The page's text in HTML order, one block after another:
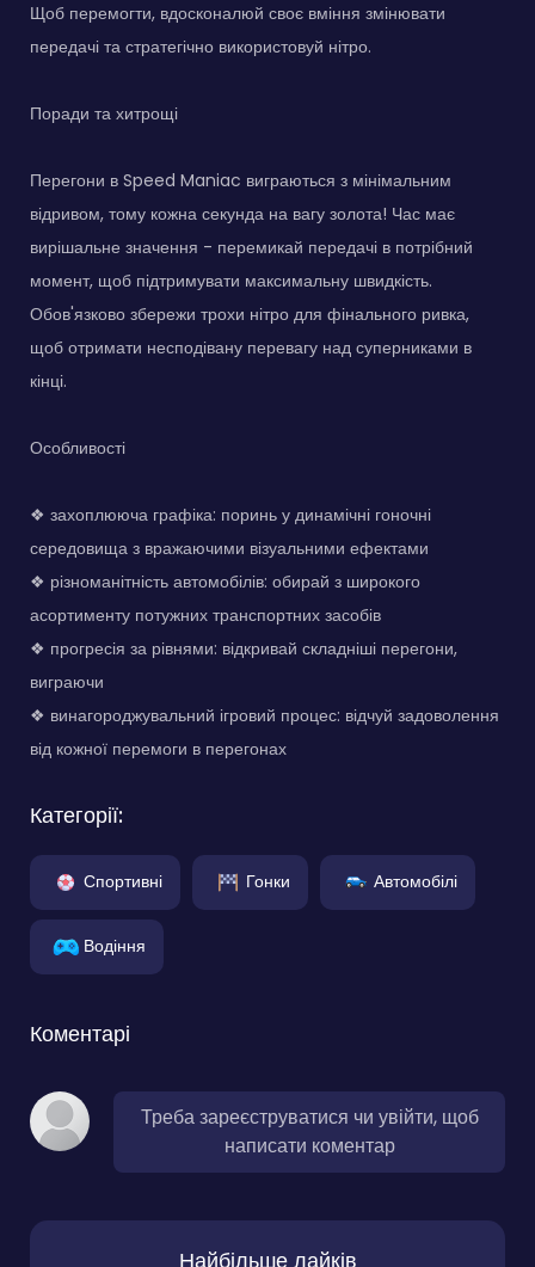
Щоб перемогти, вдосконалюй своє вміння змінювати
передачі та стратегічно використовуй нітро.
Поради та хитрощі
Перегони в Speed Maniac виграються з мінімальним
відривом, тому кожна секунда на вагу золота! Час має
вирішальне значення - перемикай передачі в потрібний
момент, щоб підтримувати максимальну швидкість.
Обов'язково збережи трохи нітро для фінального ривка,
щоб отримати несподівану перевагу над суперниками в
кінці.
Особливості
❖ захоплююча графіка: поринь у динамічні гоночні
середовища з вражаючими візуальними ефектами
❖ різноманітність автомобілів: обирай з широкого
асортименту потужних транспортних засобів
❖ прогресія за рівнями: відкривай складніші перегони,
виграючи
❖ винагороджувальний ігровий процес: відчуй задоволення
від кожної перемоги в перегонах
Категорії:
Спортивні Гонки Автомобілі
Водіння
Коментарі
Треба зареєструватися чи увійти, щоб
написати коментар
Найбільше лайків